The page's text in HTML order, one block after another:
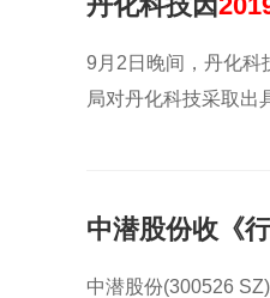
9月2日晚间，丹化科
局对丹化科技采取出
中潜股份收《
中潜股份(300526